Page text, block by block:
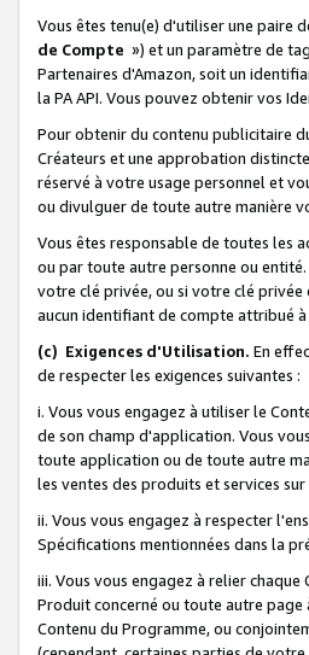
Vous êtes tenu(e) d'utiliser une paire
de Compte ») et un paramètre de
Partenaires d'Amazon, soit un
la PA API. Vous pouvez obtenir vos
Pour obtenir du contenu publicitaire
Créateurs et une approbation
réservé à votre usage personnel et
ou divulguer de toute autre manière
Vous êtes responsable de toutes les
ou par toute autre personne ou
votre clé privée, ou si votre clé privée
aucun identifiant de compte attribué
(c) Exigences d'Utilisation. En
de respecter les exigences suivantes :
i. Vous vous engagez à utiliser le
de son champ d'application. Vous
toute application ou de toute autre
les ventes des produits et services sur
ii. Vous vous engagez à respecter
Spécifications mentionnées dans la
iii. Vous vous engagez à relier
Produit concerné ou toute autre
Contenu du Programme, ou